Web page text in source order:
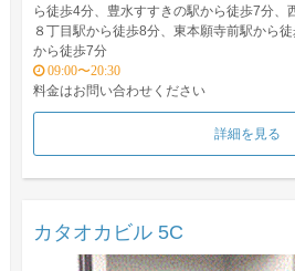
ら徒歩4分、豊水すすきの駅から徒歩7分、
８丁目駅から徒歩8分、東本願寺前駅から
から徒歩7分
09:00〜20:30
料金はお問い合わせください
詳細を見る
カタオカビル 5C